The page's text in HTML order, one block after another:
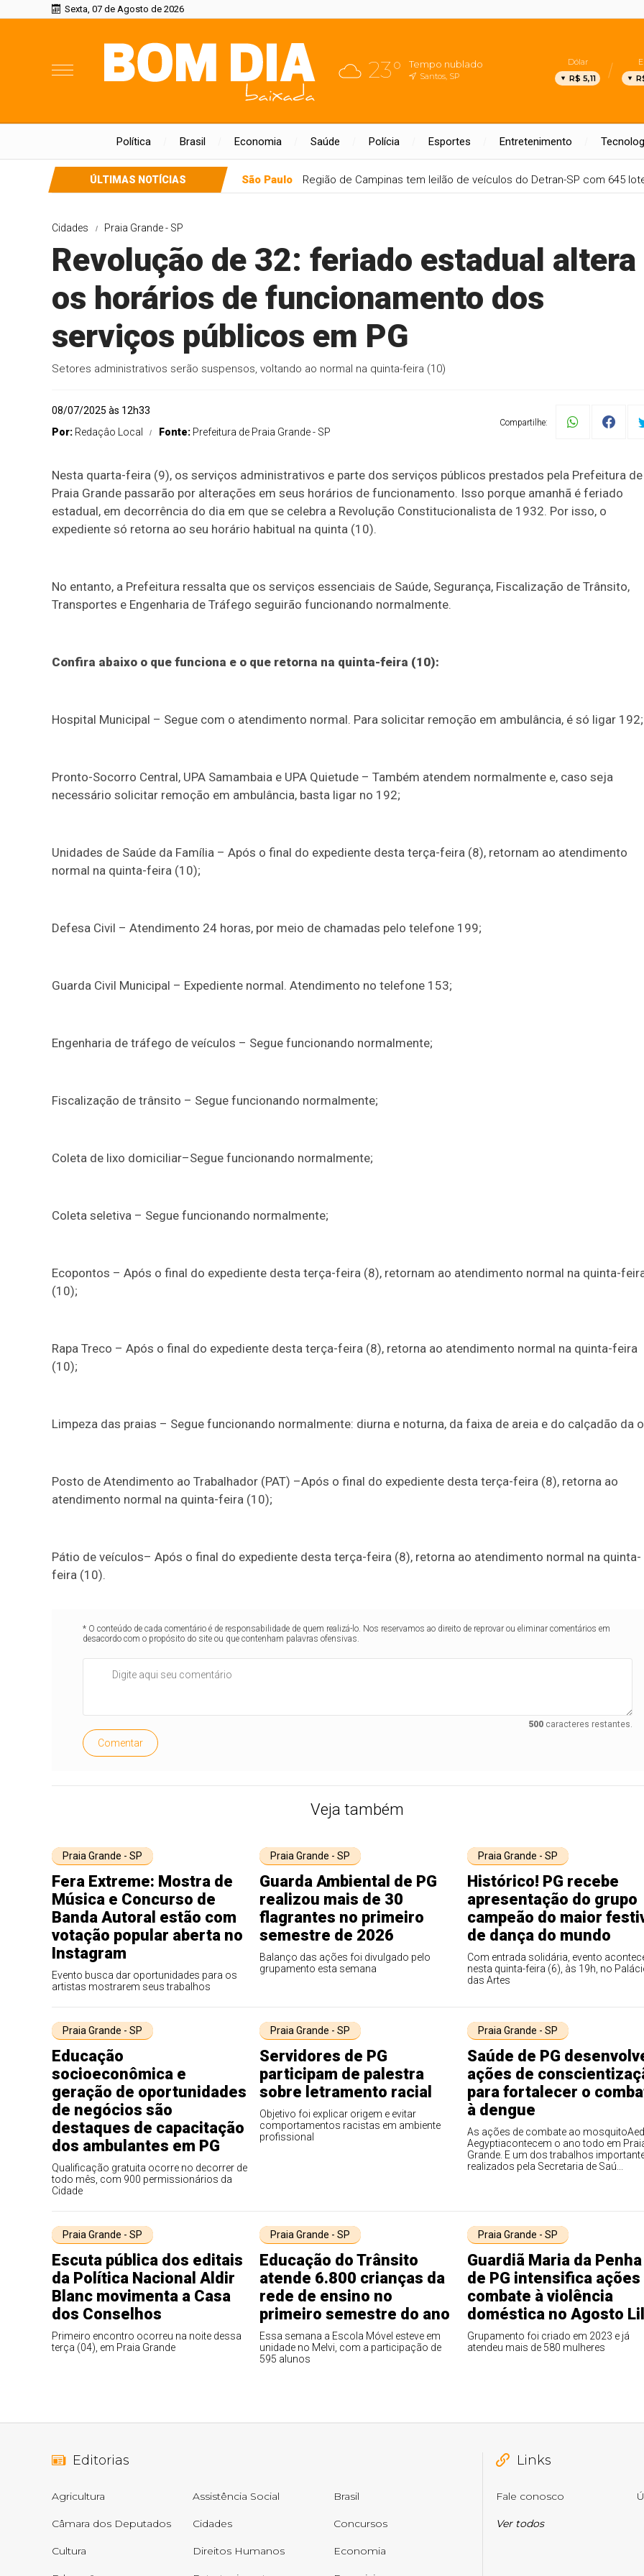
Sexta, 07 de Agosto de 2026
23° Tempo nublado
Santos, SP
Dólar
R$ 5,11
Política Brasil Economia Saúde Polícia Esportes Entretenimento
ÚLTIMAS NOTÍCIAS São Paulo Região de Campinas tem leilão de veículos do Detran-SP com 645
Cidades Praia Grande - SP
Revolução de 32: feriado estadual altera
os horários de funcionamento dos
serviços públicos em PG
Setores administrativos serão suspensos, voltando ao normal na quinta-feira (10)
08/07/2025 às 12h33
Por: Redaçâo Local Fonte: Prefeitura de Praia Grande - SP
Compartilhe:
Nesta quarta-feira (9), os serviços administrativos e parte dos serviços públicos prestados pela Prefeitura de
Praia Grande passarão por alterações em seus horários de funcionamento. Isso porque amanhã é feriado
estadual, em decorrência do dia em que se celebra a Revolução Constitucionalista de 1932. Por isso, o
expediente só retorna ao seu horário habitual na quinta (10).
No entanto, a Prefeitura ressalta que os serviços essenciais de Saúde, Segurança, Fiscalização de Trânsito,
Transportes e Engenharia de Tráfego seguirão funcionando normalmente.
Confira abaixo o que funciona e o que retorna na quinta-feira (10):
Hospital Municipal – Segue com o atendimento normal. Para solicitar remoção em ambulância, é só ligar 192;
Pronto-Socorro Central, UPA Samambaia e UPA Quietude – Também atendem normalmente e, caso seja
necessário solicitar remoção em ambulância, basta ligar no 192;
Unidades de Saúde da Família – Após o final do expediente desta terça-feira (8), retornam ao atendimento
normal na quinta-feira (10);
Defesa Civil – Atendimento 24 horas, por meio de chamadas pelo telefone 199;
Guarda Civil Municipal – Expediente normal. Atendimento no telefone 153;
Engenharia de tráfego de veículos – Segue funcionando normalmente;
Fiscalização de trânsito – Segue funcionando normalmente;
Coleta de lixo domiciliar–Segue funcionando normalmente;
Coleta seletiva – Segue funcionando normalmente;
Ecopontos – Após o final do expediente desta terça-feira (8), retornam ao atendimento normal na quinta-
(10);
Rapa Treco – Após o final do expediente desta terça-feira (8), retorna ao atendimento normal na quinta-feira
(10);
Limpeza das praias – Segue funcionando normalmente: diurna e noturna, da faixa de areia e do calçadão da
Posto de Atendimento ao Trabalhador (PAT) –Após o final do expediente desta terça-feira (8), retorna ao
atendimento normal na quinta-feira (10);
Pátio de veículos– Após o final do expediente desta terça-feira (8), retorna ao atendimento normal na quinta-
feira (10).
* O conteúdo de cada comentário é de responsabilidade de quem realizá-lo. Nos reservamos ao direito de reprovar ou eliminar comentários em
desacordo com o propósito do site ou que contenham palavras ofensivas.
500caracteres restantes.
Comentar
Veja também
Praia Grande - SP
Fera Extreme: Mostra de
Música e Concurso de
Banda Autoral estão com
votação popular aberta no
Instagram
Evento busca dar oportunidades para os
artistas mostrarem seus trabalhos
Praia Grande - SP
Guarda Ambiental de PG
realizou mais de 30
flagrantes no primeiro
semestre de 2026
Balanço das ações foi divulgado pelo
grupamento esta semana
Praia Grande - SP
Histórico! PG recebe
apresentação do grupo
campeão do maior
de dança do mundo
Com entrada solidária, evento
nesta quinta-feira (6), às 19h, no
das Artes
Praia Grande - SP
Educação
socioeconômica e
geração de oportunidades
de negócios são
destaques de capacitação
dos ambulantes em PG
Qualificação gratuita ocorre no decorrer de
todo mês, com 900 permissionários da
Cidade
Praia Grande - SP
Servidores de PG
participam de palestra
sobre letramento racial
Objetivo foi explicar origem e evitar
comportamentos racistas em ambiente
profissional
Praia Grande - SP
Saúde de PG
ações de
para fortalecer o
à dengue
As ações de combate ao
Aegyptiacontecem o ano todo em
Grande. E um dos trabalhos
realizados pela Secretaria de Saú...
Praia Grande - SP
Escuta pública dos editais
da Política Nacional Aldir
Blanc movimenta a Casa
dos Conselhos
Primeiro encontro ocorreu na noite dessa
terça (04), em Praia Grande
Praia Grande - SP
Educação do Trânsito
atende 6.800 crianças da
rede de ensino no
primeiro semestre do ano
Essa semana a Escola Móvel esteve em
unidade no Melvi, com a participação de
595 alunos
Praia Grande - SP
Guardiã Maria da Penha
de PG intensifica ações
combate à violência
doméstica no Agosto
Grupamento foi criado em 2023 e já
atendeu mais de 580 mulheres
Editorias
Agricultura Assistência Social Brasil
Câmara dos Deputados Cidades Concursos
Cultura Direitos Humanos Economia
Links
Fale conosco
Ver todos